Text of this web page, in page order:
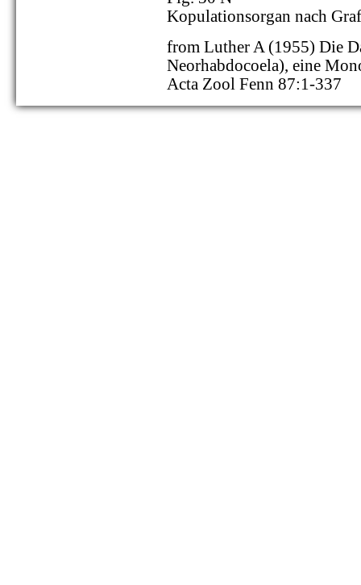
Kopulationsorgan nach
from Luther A (1955) Die
Neorhabdocoela), eine
Acta Zool Fenn 87:1-337